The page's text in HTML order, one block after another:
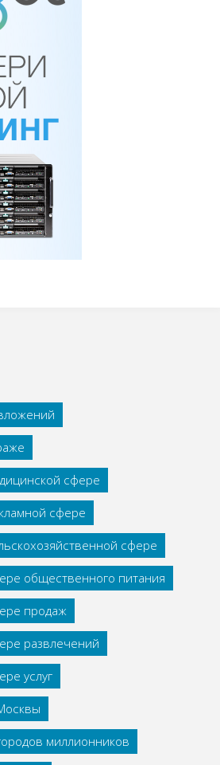
сфере
сфере
сфере
общественного питания
продаж
развлечений
услуг
миллионников